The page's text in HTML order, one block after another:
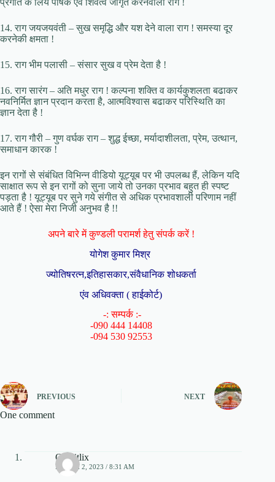
प्रगति के लिये पोषक एवं शिवत्व जागृत करनेवाला राग !
14. राग जयजयवंती – सुख समृद्धि और यश देने वाला राग ! समस्या दूर
करनेकी क्षमता !
15. राग भीम पलासी – संसार सुख व प्रेम देता है !
16. राग सारंग – अति मधुर राग ! कल्पना शक्ति व कार्यकुशलता बढाकर
नवनिर्मित ज्ञान प्रदान करता है, आत्मविश्वास बढाकर परिस्थिति का
ज्ञान देता है !
17. राग गौरी – गुण वर्घक राग – शुद्ध ईच्छा, मर्यादाशीलता, प्रेम, उत्थान,
समाधान कारक !
इन रागों से संबंधित विभिन्न वीडियो यूट्यूब पर भी उपलब्ध हैं, लेकिन यदि
साक्षात रूप से इन रागों को सुना जाये तो उनका प्रभाव बहुत ही स्पष्ट
पड़ता है ! यूट्यूब पर सुने गये संगीत से अधिक प्रभावशाली परिणाम नहीं
आते हैं ! ऐसा मेरा निजी अनुभव है !!
अपने बारे में कुण्डली परामर्श हेतु संपर्क करें !
योगेश कुमार मिश्र
ज्योतिषरत्न,इतिहासकार,संवैधानिक शोधकर्ता
एंव अधिवक्ता ( हाईकोर्ट)
-: सम्पर्क :-
-090 444 14408
-094 530 92553
PREVIOUS NEXT
One comment
Obtaitlix
MARCH 2, 2023 / 8:31 AM